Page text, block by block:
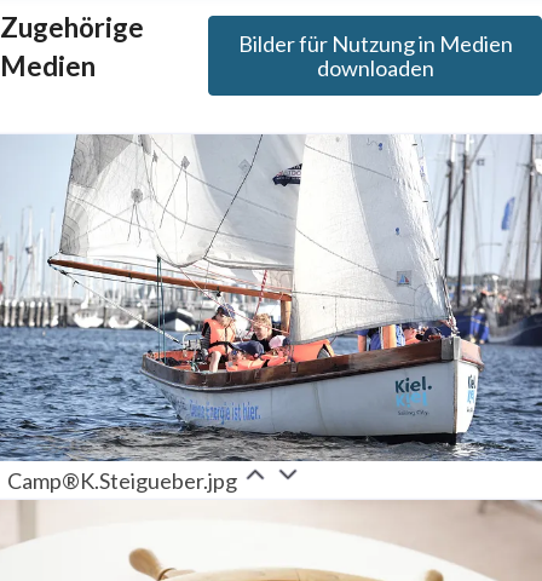
Zugehörige
Medien
Bilder für Nutzung in Medien
downloaden
Camp®K.Steigueber.jpg